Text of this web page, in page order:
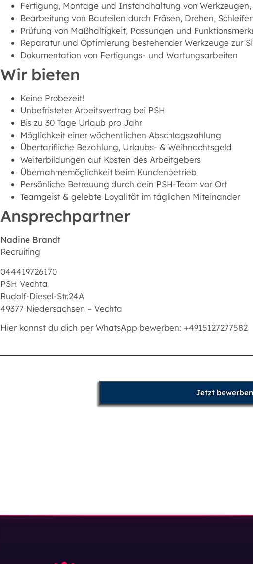
Fertigung, Montage und Instandhaltung von
Bearbeitung von Bauteilen durch Fräsen, Drehen,
Prüfung von Maßhaltigkeit, Passungen und
Reparatur und Optimierung bestehender Werkzeuge zur
Dokumentation von Fertigungs- und Wartungsarbeiten
Wir bieten
Keine Probezeit!
Unbefristeter Arbeitsvertrag bei PSH
Bis zu 30 Tage Urlaub pro Jahr
Möglichkeit einer wöchentlichen Abschlagszahlung
Übertarifliche Bezahlung, Urlaubs- & Weihnachtsgeld
Weiterbildungen auf Kosten des Arbeitgebers
Übernahmemöglichkeit beim Kundenbetrieb
Persönliche Betreuung durch dein PSH-Team vor Ort
Teamgeist & gelebte Loyalität im täglichen Miteinander
Ansprechpartner
Nadine Brandt
Recruiting
044419726170
PSH Vechta
Rudolf-Diesel-Str.24A
49377 Niedersachsen – Vechta
Hier kannst du dich per WhatsApp bewerben: +4915127277582
Jetzt bewerben